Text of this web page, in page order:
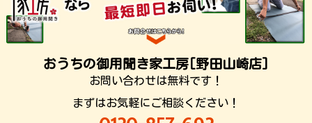
おうちの御用聞き家工房[野田山崎店]
お問い合わせは無料です！
まずはお気軽にご相談ください！